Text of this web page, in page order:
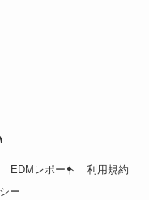
EDMレポート
利用規約
ー